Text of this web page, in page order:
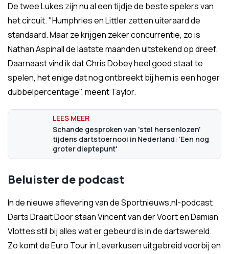
De twee Lukes zijn nu al een tijdje de beste spelers van
het circuit. "Humphries en Littler zetten uiteraard de
standaard. Maar ze krijgen zeker concurrentie, zo is
Nathan Aspinall de laatste maanden uitstekend op dreef.
Daarnaast vind ik dat Chris Dobey heel goed staat te
spelen, het enige dat nog ontbreekt bij hem is een hoger
dubbelpercentage", meent Taylor.
Schande gesproken van 'stel hersenlozen'
tijdens dartstoernooi in Nederland: 'Een nog
groter dieptepunt'
Beluister de podcast
In de nieuwe aflevering van de Sportnieuws.nl-podcast
Darts Draait Door staan Vincent van der Voort en Damian
Vlottes stil bij alles wat er gebeurd is in de dartswereld.
Zo komt de Euro Tour in Leverkusen uitgebreid voorbij en